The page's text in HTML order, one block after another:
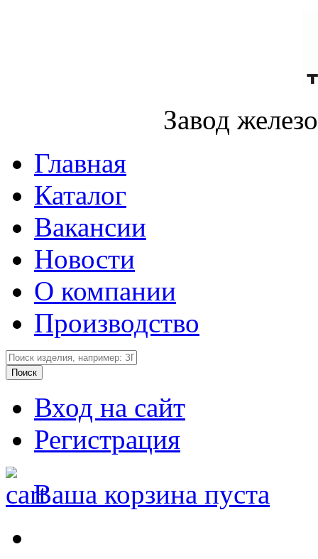
Завод
Главная
Каталог
Вакансии
Новости
О компании
Производство
Вход на сайт
Регистрация
Ваша корзина пуста